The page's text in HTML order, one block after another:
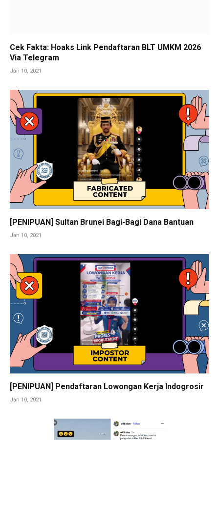
Cek Fakta: Hoaks Link Pendaftaran BLT UMKM 2026
Via Telegram
Jan 10, 2021
[PENIPUAN] Sultan Brunei Bagi-Bagi Dana Bantuan
Jan 10, 2021
[PENIPUAN] Pendaftaran Lowongan Kerja Indogrosir
Jan 10, 2021